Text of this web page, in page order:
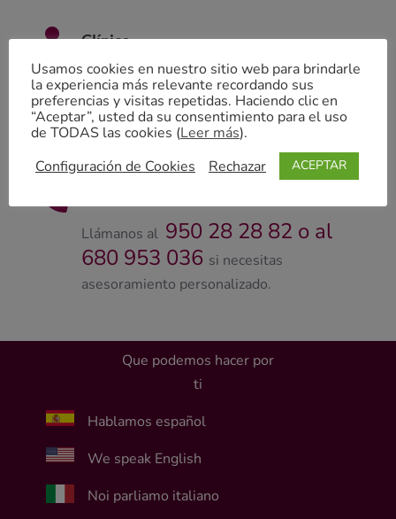

Clínica
EnClínica Trotulaestamos especializados
en salud sexual y reproductiva en todas
las etapas de la vida de la mujer y
también en la del hombre.
Llámanos al 950 28 28 82 o al
680 953 036 si necesitas
asesoramiento personalizado.
Que podemos hacer por
ti
Hablamos español
We speak English
Noi parliamo italiano
Usamos cookies en nuestro sitio web para brindarle
la experiencia más relevante recordando sus
preferencias y visitas repetidas. Haciendo clic en
“Aceptar”, usted da su consentimiento para el uso
de TODAS las cookies (Leer más).
Configuración de Cookies
Rechazar ACEPTAR